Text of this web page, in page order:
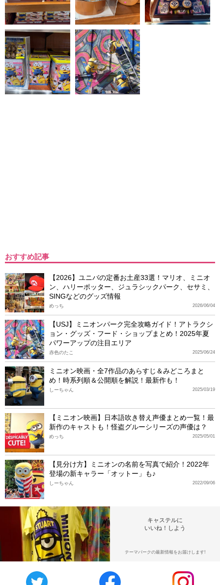
おすすめ記事
【2026】ユニバの定番お土産33選！マリオ、ミニオ
ン、ハリーポッター、ジュラシックパーク、セサミ、
SINGなどのグッズ情報
2026/06/04
めっち
【USJ】ミニオンパーク完全攻略ガイド！アトラクシ
ョン・グッズ・フード・ショップまとめ！2025年夏
パワーアップの注目エリア
2025/06/24
赤色のたこ
ミニオン映画・全7作品のあらすじ＆みどころまと
め！時系列順＆公開順を解説！最新作も！
2025/03/19
しーちゃん
【ミニオン映画】日本語吹き替え声優まとめ一覧！最
新作のキャストも！怪盗グルーシリーズの声優は？
2025/05/01
めっち
【見分け方】ミニオンの名前を写真で紹介！2022年
登場の新キャラー「オットー」も♪
2022/09/06
しーちゃん
キャステルに
いいね！しよう
テーマパークの最新情報をお届けします!